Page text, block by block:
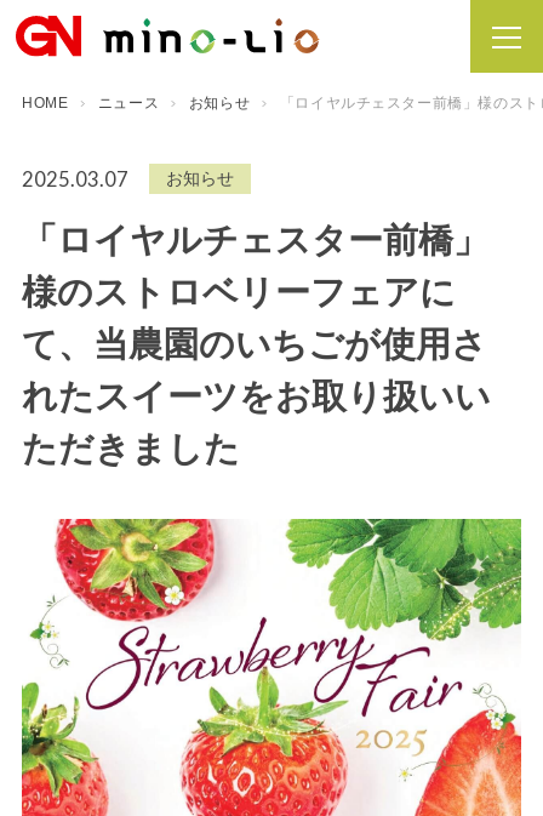
HOME ニュース お知らせ 「ロイヤルチェスター前橋」様のス
2025.03.07 お知らせ
「ロイヤルチェスター前橋」
様のストロベリーフェアに
て、当農園のいちごが使用さ
れたスイーツをお取り扱いい
ただきました